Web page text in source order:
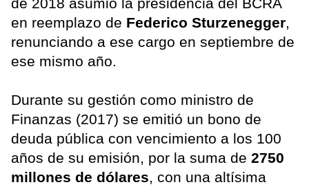
en reemplazo de Federico Sturzenegger,
renunciando a ese cargo en septiembre de
ese mismo año.
Durante su gestión como ministro de
Finanzas (2017) se emitió un bono de
deuda pública con vencimiento a los 100
años de su emisión, por la suma de 2750
millones de dólares, con una altísima